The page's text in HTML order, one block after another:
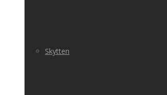
Skytten